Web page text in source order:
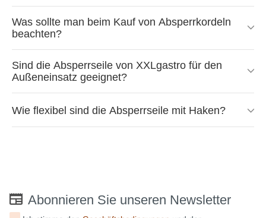
Was sollte man beim Kauf von Absperrkordeln
beachten?
Sind die Absperrseile von XXLgastro für den
Außeneinsatz geeignet?
Wie flexibel sind die Absperrseile mit Haken?
Abonnieren Sie unseren Newsletter